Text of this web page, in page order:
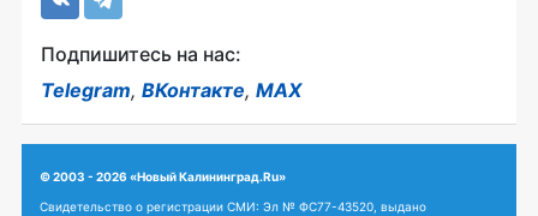
Подпишитесь на нас:
Telegram, ВКонтакте, MAX
© 2003 - 2026 «Новый Калининград.Ru»
Свидетельство о регистрации СМИ: Эл № ФС77-43520, выдано